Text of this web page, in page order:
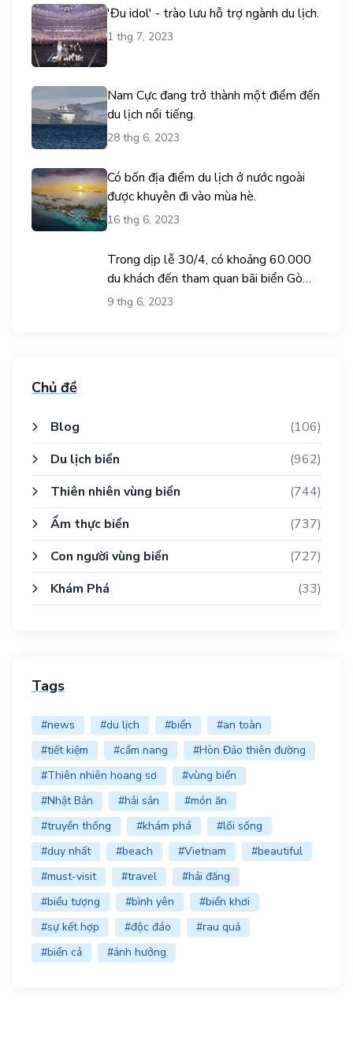
'Đu idol' - trào lưu hỗ trợ ngành du lịch.
1 thg 7, 2023
Nam Cực đang trở thành một điểm đến
du lịch nổi tiếng.
28 thg 6, 2023
Có bốn địa điểm du lịch ở nước ngoài
được khuyên đi vào mùa hè.
16 thg 6, 2023
Trong dịp lễ 30/4, có khoảng 60.000
du khách đến tham quan bãi biển Gò
Công.
9 thg 6, 2023
Chủ đề
Blog
(106)
Du lịch biển
(962)
Thiên nhiên vùng biển
(744)
Ẩm thực biển
(737)
Con người vùng biển
(727)
Khám Phá
(33)
Tags
#news #du lịch #biển
#an toàn
#tiết kiệm
#cẩm nang
#Hòn Đảo thiên đường
#Thiên nhiên hoang sơ
#vùng biển
#Nhật Bản
#hải sản
#món ăn
#truyền thống
#khám phá
#lối sống
#duy nhất
#beach #Vietnam
#beautiful
#must-visit
#travel
#hải đăng
#biểu tượng
#bình yên
#biển khơi
#sự kết hợp
#độc đáo
#rau quả
#biển cả
#ảnh hưởng